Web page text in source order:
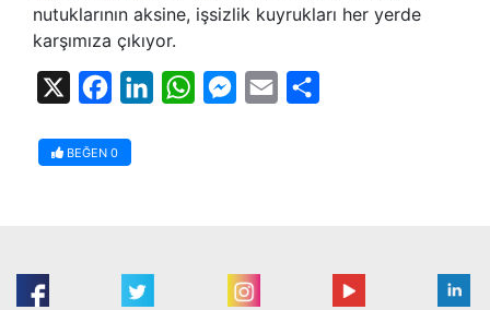
nutuklarının aksine, işsizlik kuyrukları her yerde
karşımıza çıkıyor.
FacebookLinkedInWhatsAppMessenger
Email
BEĞEN 0